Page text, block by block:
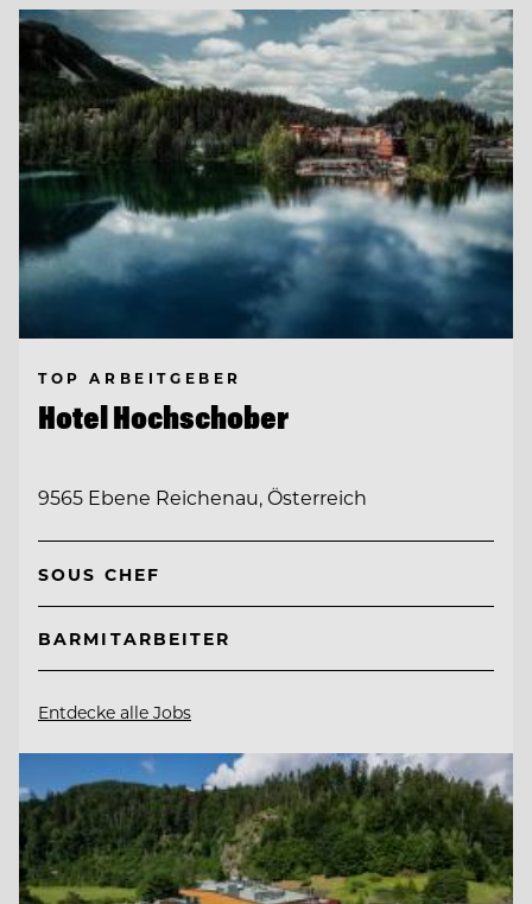
TOP ARBEITGEBER
Hotel Hochschober
9565 Ebene Reichenau, Österreich
SOUS CHEF
BARMITARBEITER
Entdecke alle Jobs